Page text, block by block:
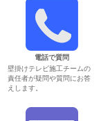
電話で質問
壁掛けテレビ施工チームの
責任者が疑問や質問にお答
えします。